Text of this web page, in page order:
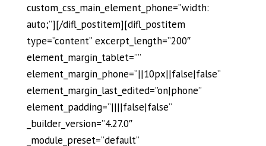
custom_css_main_element_phone=”width:
auto;”][/difl_postitem][difl_postitem
type=”content” excerpt_length=”200″
element_margin_tablet=””
element_margin_phone=”||10px||false|false”
element_margin_last_edited=”on|phone”
element_padding=”||||false|false”
_builder_version=”4.27.0″
_module_preset=”default”